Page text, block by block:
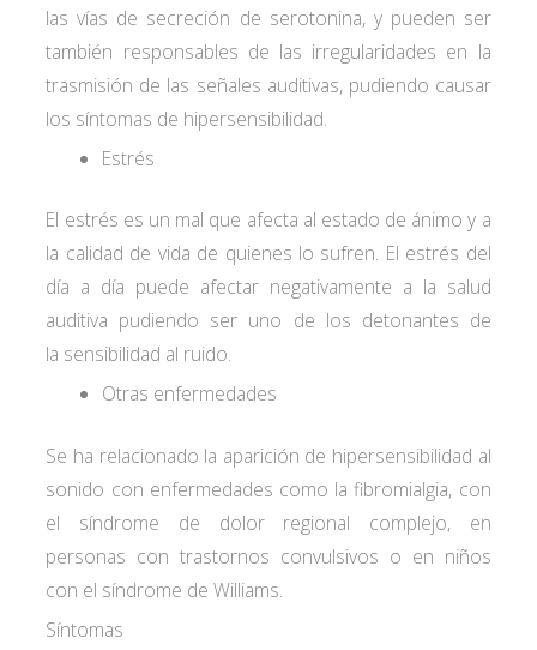
las vías de secreción de serotonina, y pueden ser
también responsables de las irregularidades en la
trasmisión de las señales auditivas, pudiendo causar
los síntomas de hipersensibilidad.
Estrés
El estrés es un mal que afecta al estado de ánimo y a
la calidad de vida de quienes lo sufren. El estrés del
día a día puede afectar negativamente a la salud
auditiva pudiendo ser uno de los detonantes de
la sensibilidad al ruido.
Otras enfermedades
Se ha relacionado la aparición de hipersensibilidad al
sonido con enfermedades como la fibromialgia, con
el síndrome de dolor regional complejo, en
personas con trastornos convulsivos o en niños
con el síndrome de Williams.
Síntomas